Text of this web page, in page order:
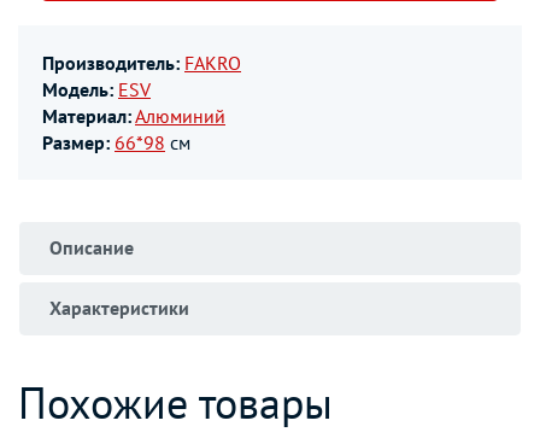
Производитель: FAKRO
Модель: ESV
Материал:Алюминий
Размер: 66*98 см
Описание
Характеристики
Похожие товары